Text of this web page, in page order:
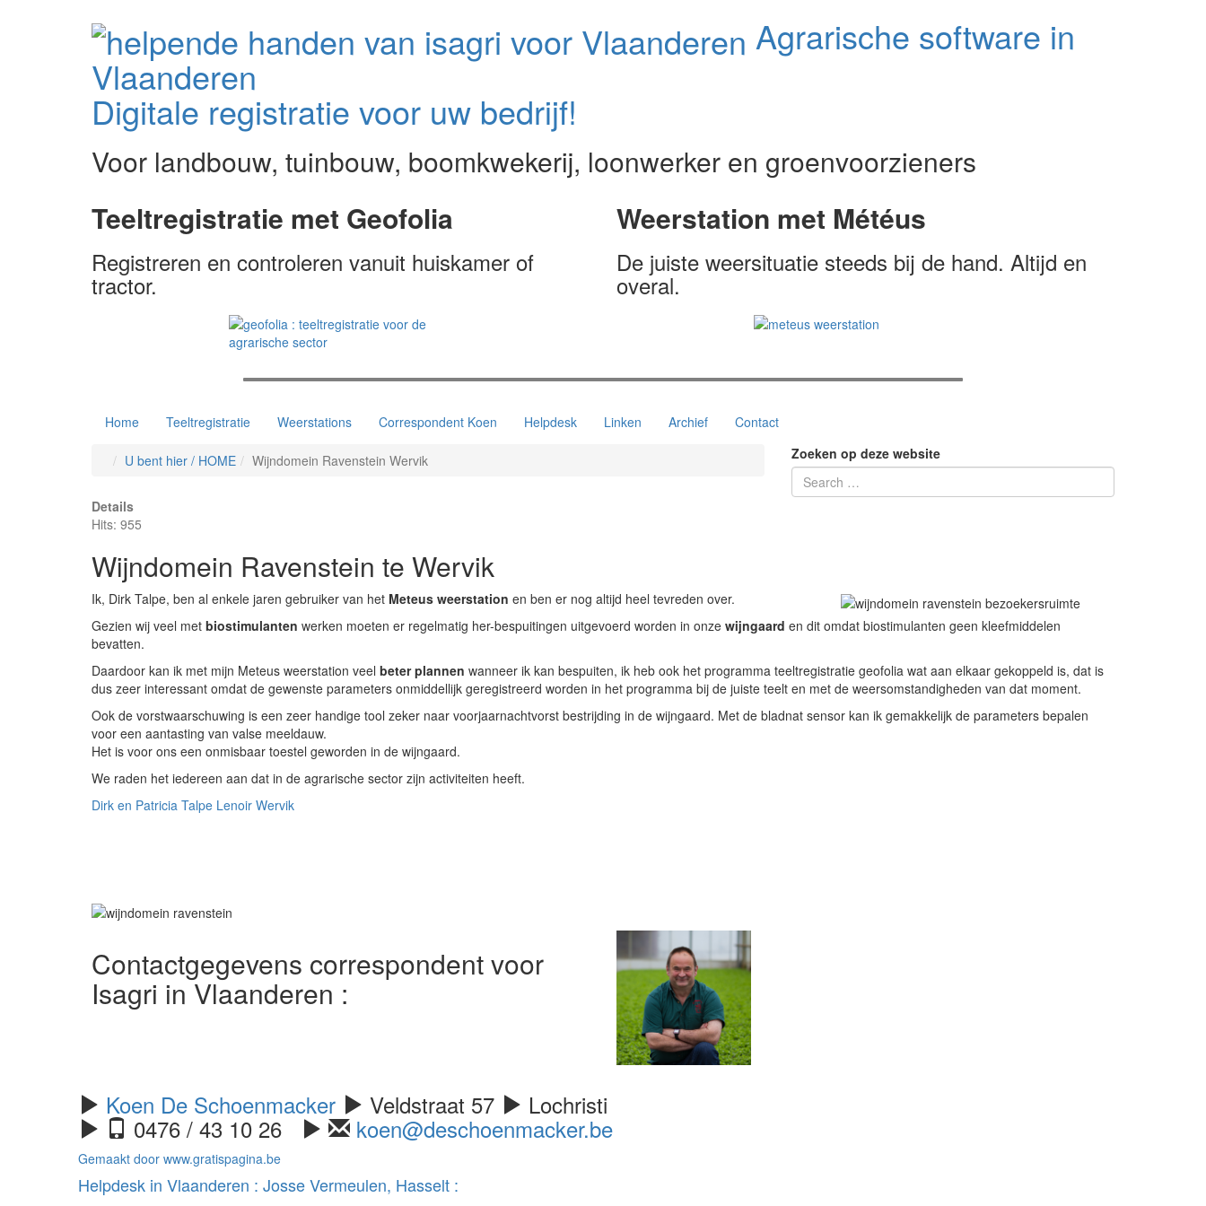
Agrarische software in
Vlaanderen
Digitale registratie voor uw bedrijf!
Voor landbouw, tuinbouw, boomkwekerij, loonwerker en groenvoorzieners
Teelt­registratie met Geofolia
Registreren en controleren vanuit huiskamer of
tractor.
Weerstation met Météus
De juiste weersituatie steeds bij de hand. Altijd en
overal.
Home Teeltregistratie Weerstations Correspondent Koen Helpdesk Linken Archief Contact
U bent hier / HOME Wijndomein Ravenstein Wervik Zoeken op deze website
Details
Hits: 955
Wijndomein Ravenstein te Wervik
Ik, Dirk Talpe, ben al enkele jaren gebruiker van het Meteus weerstation en ben er nog altijd heel tevreden over.
Gezien wij veel met biostimulanten werken moeten er regelmatig her-bespuitingen uitgevoerd worden in onze wijngaard en dit omdat biostimulanten geen kleefmiddelen
bevatten.
Daardoor kan ik met mijn Meteus weerstation veel beter plannen wanneer ik kan bespuiten, ik heb ook het programma teeltregistratie geofolia wat aan elkaar gekoppeld is, dat is
dus zeer interessant omdat de gewenste parameters onmiddellijk geregistreerd worden in het programma bij de juiste teelt en met de weersomstandigheden van dat moment.
Ook de vorstwaarschuwing is een zeer handige tool zeker naar voorjaarnachtvorst bestrijding in de wijngaard. Met de bladnat sensor kan ik gemakkelijk de parameters bepalen
voor een aantasting van valse meeldauw.
Het is voor ons een onmisbaar toestel geworden in de wijngaard.
We raden het iedereen aan dat in de agrarische sector zijn activiteiten heeft.
Dirk en Patricia Talpe Lenoir Wervik
Contactgegevens correspondent voor
Isagri in Vlaanderen :
Koen De Schoenmacker Veldstraat 57 Lochristi
0476 / 43 10 26 koen@deschoenmacker.be
Gemaakt door www.gratispagina.be
Helpdesk in Vlaanderen : Josse Vermeulen, Hasselt :